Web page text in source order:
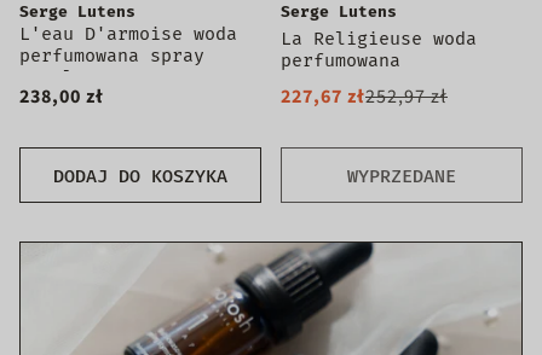
DODAJ DO KOSZYKA
Serge Lutens
L'eau D'armoise woda
perfumowana spray
100ml
238,00 zł
WYPRZEDANE
Serge Lutens
La Religieuse woda
perfumowana
227,67 zł252,97 zł